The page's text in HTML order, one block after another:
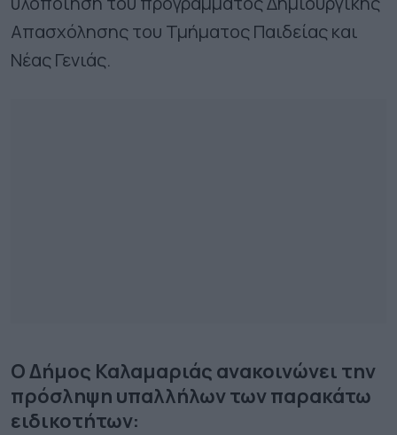
Απασχόλησης του Τμήματος Παιδείας και
Νέας Γενιάς.
Ο Δήμος Καλαμαριάς ανακοινώνει την
πρόσληψη υπαλλήλων των παρακάτω
ειδικοτήτων: